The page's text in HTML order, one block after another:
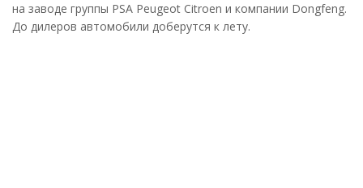
на заводе группы PSA Peugeot Citroen и компании Dongfeng.
До дилеров автомобили доберутся к лету.